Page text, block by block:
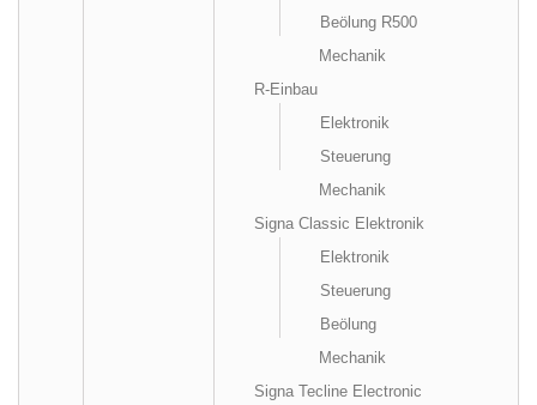
Beölung R500
Mechanik
R-Einbau
Elektronik
Steuerung
Mechanik
Signa Classic Elektronik
Elektronik
Steuerung
Beölung
Mechanik
Signa Tecline Electronic